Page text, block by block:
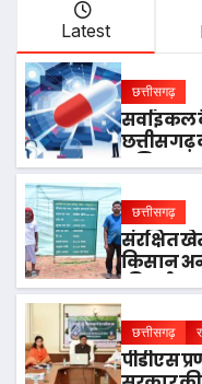
Latest
छत्तीसगढ़
सर्वाइकल
छत्तीसगढ़
अभियान
छत्तीसगढ़
संरक्षित
किसान
की नई
छत्तीसगढ़
पीडीएस